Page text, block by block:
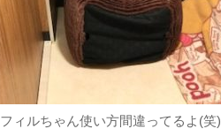
フィルちゃん使い方間違ってるよ(笑)